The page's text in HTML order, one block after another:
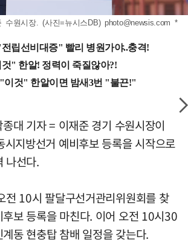
수원시장. (사진=뉴시스DB) photo@newsis.com *
대 기자 = 이재준 경기 수원시장이
지방선거 예비후보 등록을 시작으로
나선다.
전 10시 팔달구선거관리위원회를 찾
보 등록을 마친다. 이어 오전 10시30
동 현충탑 참배 일정을 갖는다.